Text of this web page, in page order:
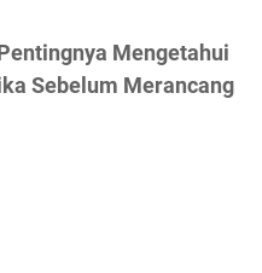
Mengetahui
Sebelum Merancang